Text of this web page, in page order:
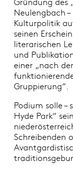
Neulengbach
Kulturpolitik
seinen
literarischen
und
einer „nach
Gruppierung“.
Podium solle –
Hyde Park“
Schreibenden